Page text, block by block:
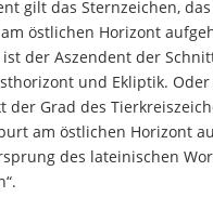
gilt das Sternzeichen,
östlichen Horizont
der Aszendent der
und Ekliptik.
der Grad des
am östlichen Horizont
des lateinischen